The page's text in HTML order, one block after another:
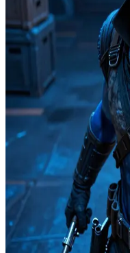
Cad Bane
El legendario
Cad Bane ha aterrizado su
mugriento para un contrato
potencial, un informante o
eficiencia depredadora,
los créditos.